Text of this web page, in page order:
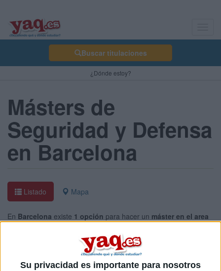
Su privacidad es importante para nosotros
Buscar titulaciones
¿Dónde estoy?
Másters de
Seguridad y Defensa
en Barcelona
Listado Mapa
En Barcelona existe 1 opción para hacer un máster en el area
ampliar tu búsqueda a toda España
másters en seguridad y defensa entre los que puedes elegir.
Estos estudios están asociados a la rama de Ciencias sociales y
jurídicas.